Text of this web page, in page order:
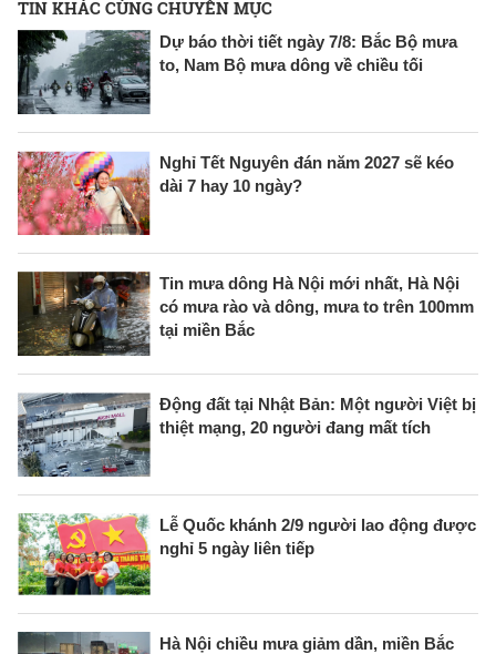
TIN KHÁC CÙNG CHUYÊN MỤC
Dự báo thời tiết ngày 7/8: Bắc Bộ mưa
to, Nam Bộ mưa dông về chiều tối
Nghỉ Tết Nguyên đán năm 2027 sẽ kéo
dài 7 hay 10 ngày?
Tin mưa dông Hà Nội mới nhất, Hà Nội
có mưa rào và dông, mưa to trên 100mm
tại miền Bắc
Động đất tại Nhật Bản: Một người Việt bị
thiệt mạng, 20 người đang mất tích
Lễ Quốc khánh 2/9 người lao động được
nghỉ 5 ngày liên tiếp
Hà Nội chiều mưa giảm dần, miền Bắc